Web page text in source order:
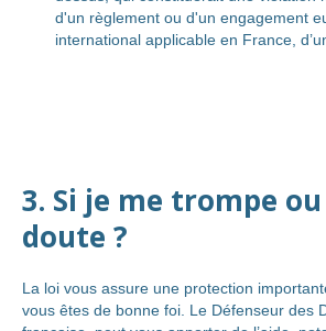
d'un règlement ou d'un engagement
international applicable en France,
3. Si je me trompe ou
doute ?
La loi vous assure une protection
vous êtes de bonne foi. Le Défenseur des